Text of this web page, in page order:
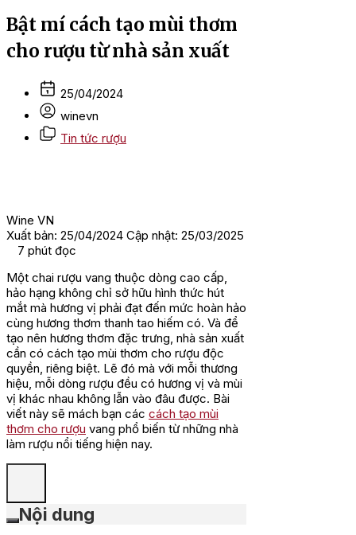
Bật mí cách tạo mùi thơm
cho rượu từ nhà sản xuất
25/04/2024
winevn
Tin tức rượu
Wine VN
Xuất bản: 25/04/2024 Cập nhật: 25/03/2025
7 phút đọc
Một chai rượu vang thuộc dòng cao cấp,
hảo hạng không chỉ sở hữu hình thức hút
mắt mà hương vị phải đạt đến mức hoàn hảo
cùng hương thơm thanh tao hiếm có. Và để
tạo nên hương thơm đặc trưng, nhà sản xuất
cần có cách tạo mùi thơm cho rượu độc
quyền, riêng biệt. Lẽ đó mà với mỗi thương
hiệu, mỗi dòng rượu đều có hương vị và mùi
vị khác nhau không lẫn vào đâu được. Bài
viết này sẽ mách bạn các cách tạo mùi
thơm cho rượu vang phổ biến từ những nhà
làm rượu nổi tiếng hiện nay.
Nội dung